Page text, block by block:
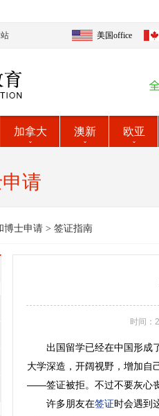
美国office
加拿大 澳新 欧亚
请
博士申请 > 签证指南
时间：
出国留学已经在中国形成
大学深造，开阔视野，增加自
——签证被拒。不过不要灰心丧气，
许多朋友在签证时会遇到